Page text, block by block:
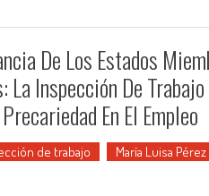
De Los Estados
Inspección De
En El Empleo
de trabajo María Luisa